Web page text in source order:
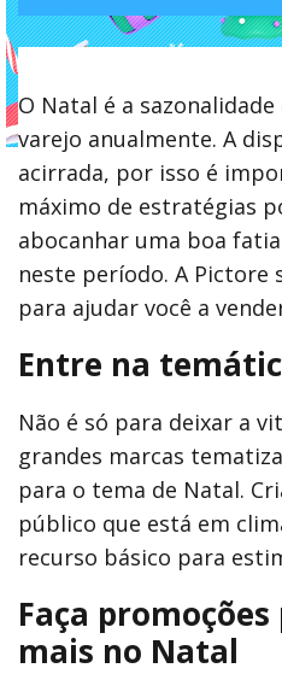
O Natal é a
varejo anualmente. A
acirrada, por isso é
máximo de estratégias
abocanhar uma boa
neste período. A Pictore
para ajudar você a
Entre na
Não é só para deixar a
grandes marcas
para o tema de Natal.
público que está em
recurso básico para
Faça
mais no Natal